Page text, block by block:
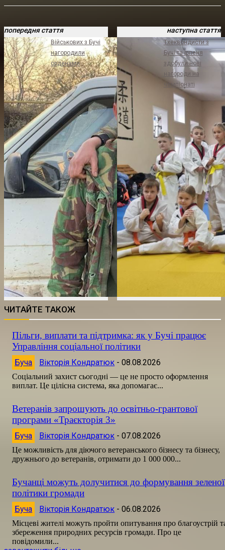
попередня стаття
Військових з Бучі
нагородили
орденами
наступна стаття
Тхеквондисти з
Бучі та Ірпеня
здобули нові
нагороди на
чемпіонаті
ЧИТАЙТЕ ТАКОЖ
Пільги, виплати та підтримка: як у Бучі працює
Управління соціальної політики
Буча Вікторія Кондратюк - 08.08.2026
Соціальний захист сьогодні — це не просто оформлення
виплат. Це цілісна система, яка допомагає...
Ветеранів запрошують до освітньо-грантової
програми «Траєкторія 3»
Буча Вікторія Кондратюк - 07.08.2026
Це можливість для діючого ветеранського бізнесу та бізнесу,
дружнього до ветеранів, отримати до 1 000 000...
Бучанці можуть долучитися до формування зеленої
політики громади
Буча Вікторія Кондратюк - 06.08.2026
Місцеві жителі можуть пройти опитування про благоустрій
збереження природних ресурсів громади. Про це
повідомили...